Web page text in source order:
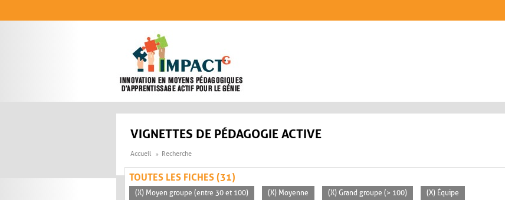
VIGNETTES DE PÉDAGOGIE ACTIVE
Accueil Recherche
TOUTES LES FICHES (31)
(X) Moyen groupe (entre 30 et 100) (X) Moyenne (X) Grand groupe (> 100) (X) Équipe